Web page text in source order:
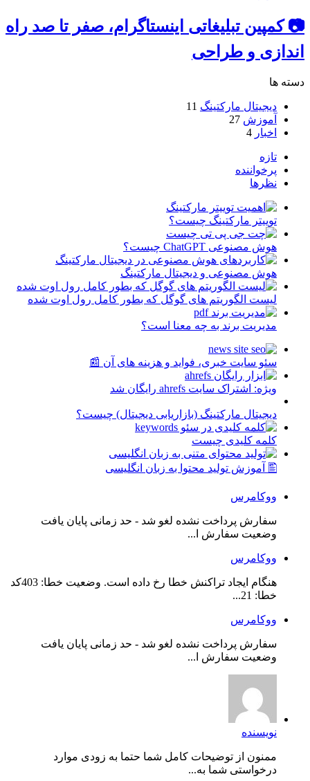
📷 کمپین تبلیغاتی اینستاگرام، صفر تا صد راه
اندازی و طراحی
دسته ها
دیجیتال مارکتینگ 11
آموزش 27
اخبار 4
تازه
پرخواننده
نظرها
توییتر مارکتینگ چیست؟
هوش مصنوعی ChatGPT چیست؟
هوش مصنوعی و دیجیتال مارکتینگ
لیست الگوریتم های گوگل که بطور کامل رول اوت شده
مدیریت برند به چه معنا است؟
سئو سایت خبری، فواید و هزینه های آن 📰
ویژه: اشتراک سایت ahrefs رایگان شد
دیجیتال مارکتینگ (بازاریابی دیجیتال) چیست؟
کلمه کلیدی چیست
🖺 آموزش تولید محتوا به زبان انگلیسی
ووکامرس
سفارش پرداخت نشده لغو شد - حد زمانی پایان یافت
وضعیت سفارش ا...
ووکامرس
هنگام ایجاد تراکنش خطا رخ داده است. وضعیت خطا: 403کد
خطا: 21...
ووکامرس
سفارش پرداخت نشده لغو شد - حد زمانی پایان یافت
وضعیت سفارش ا...
نویسنده
ممنون از توضیحات کامل شما حتما به زودی موارد
درخواستی شما به...